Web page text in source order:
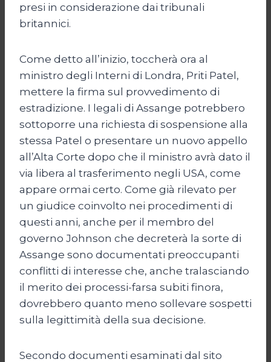
presi in considerazione dai tribunali
britannici.
Come detto all’inizio, toccherà ora al
ministro degli Interni di Londra, Priti Patel,
mettere la firma sul provvedimento di
estradizione. I legali di Assange potrebbero
sottoporre una richiesta di sospensione alla
stessa Patel o presentare un nuovo appello
all’Alta Corte dopo che il ministro avrà dato il
via libera al trasferimento negli USA, come
appare ormai certo. Come già rilevato per
un giudice coinvolto nei procedimenti di
questi anni, anche per il membro del
governo Johnson che decreterà la sorte di
Assange sono documentati preoccupanti
conflitti di interesse che, anche tralasciando
il merito dei processi-farsa subiti finora,
dovrebbero quanto meno sollevare sospetti
sulla legittimità della sua decisione.
Secondo documenti esaminati dal sito